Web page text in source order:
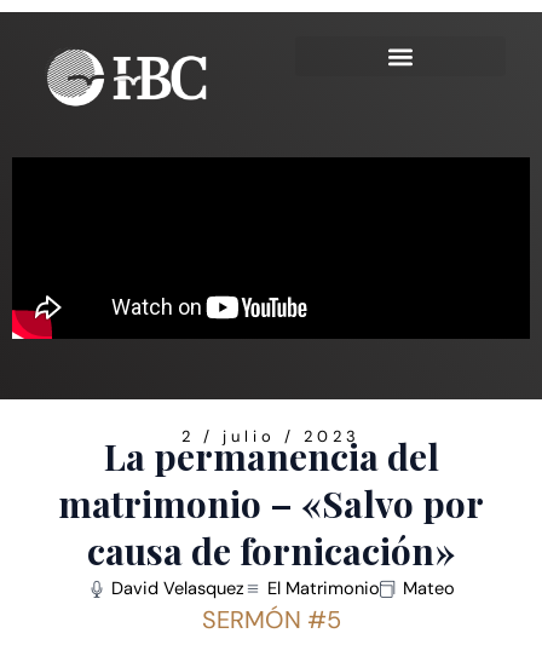
Ir
contenido
2 / julio / 2023
La permanencia del
matrimonio – «Salvo por
causa de fornicación»
David Velasquez El Matrimonio Mateo
SERMÓN #5